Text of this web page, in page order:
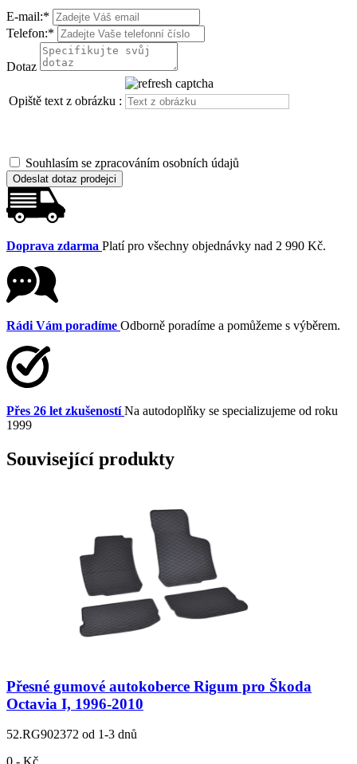
E-mail:*
Telefon:*
Dotaz
Opiště text z obrázku :
Souhlasím se zpracováním osobních údajů
Odeslat dotaz prodejci
Doprava zdarma Platí pro všechny objednávky nad 2 990 Kč.
Rádi Vám poradíme Odborně poradíme a pomůžeme s výběrem.
Přes 26 let zkušeností Na autodoplňky se specializujeme od roku
1999
Související produkty
Přesné gumové autokoberce Rigum pro Škoda
Octavia I, 1996-2010
52.RG902372 od 1-3 dnů